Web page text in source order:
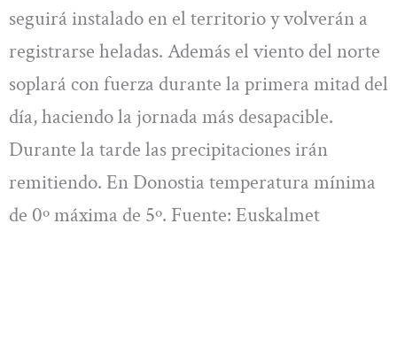
seguirá instalado en el territorio y volverán a
registrarse heladas. Además el viento del norte
soplará con fuerza durante la primera mitad del
día, haciendo la jornada más desapacible.
Durante la tarde las precipitaciones irán
remitiendo. En Donostia temperatura mínima
de 0º máxima de 5º. Fuente: Euskalmet